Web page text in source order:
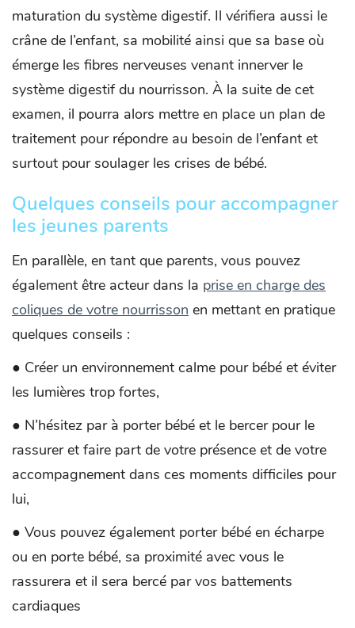
maturation du système digestif. Il vérifiera aussi le
crâne de l’enfant, sa mobilité ainsi que sa base où
émerge les fibres nerveuses venant innerver le
système digestif du nourrisson. À la suite de cet
examen, il pourra alors mettre en place un plan de
traitement pour répondre au besoin de l’enfant et
surtout pour soulager les crises de bébé.
Quelques conseils pour accompagner
les jeunes parents
En parallèle, en tant que parents, vous pouvez
également être acteur dans la prise en charge des
coliques de votre nourrisson en mettant en pratique
quelques conseils :
● Créer un environnement calme pour bébé et éviter
les lumières trop fortes,
● N’hésitez par à porter bébé et le bercer pour le
rassurer et faire part de votre présence et de votre
accompagnement dans ces moments difficiles pour
lui,
● Vous pouvez également porter bébé en écharpe
ou en porte bébé, sa proximité avec vous le
rassurera et il sera bercé par vos battements
cardiaques